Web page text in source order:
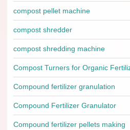
compost pellet machine
compost shredder
compost shredding machine
Compost Turners for Organic
Compound fertilizer granulation
Compound Fertilizer Granulator
Compound fertilizer pellets making